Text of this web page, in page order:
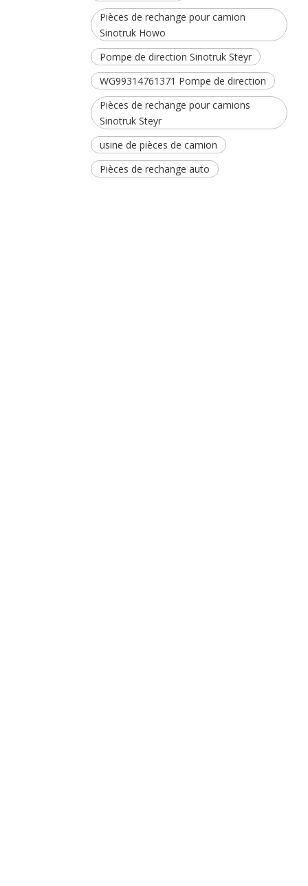
Pièces de rechange pour camion
Sinotruk Howo
Pompe de direction Sinotruk Steyr
WG99314761371 Pompe de direction
Pièces de rechange pour camions
Sinotruk Steyr
usine de pièces de camion
Pièces de rechange auto